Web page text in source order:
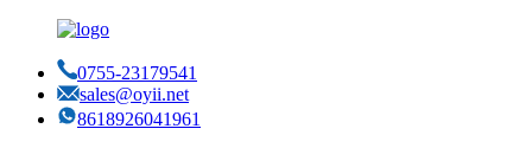
0755-23179541
sales@oyii.net
8618926041961